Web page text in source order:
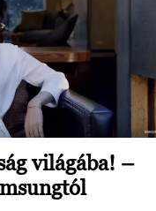
világába! –